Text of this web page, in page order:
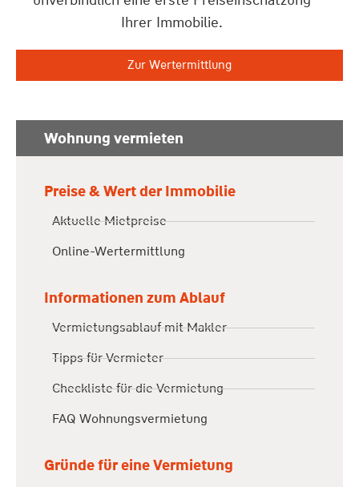
Ihrer Immobilie.
Zur Wertermittlung
Wohnung vermieten
Preise & Wert der Immobilie
Aktuelle Mietpreise
Online-Wertermittlung
Informationen zum Ablauf
Vermietungsablauf mit Makler
Tipps für Vermieter
Checkliste für die Vermietung
FAQ Wohnungsvermietung
Gründe für eine Vermietung